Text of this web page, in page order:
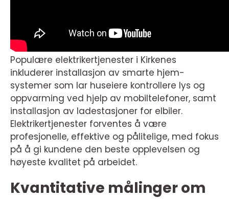
Populære elektrikertjenester i Kirkenes
inkluderer installasjon av smarte hjem-
systemer som lar huseiere kontrollere lys og
oppvarming ved hjelp av mobiltelefoner, samt
installasjon av ladestasjoner for elbiler.
Elektrikertjenester forventes å være
profesjonelle, effektive og pålitelige, med fokus
på å gi kundene den beste opplevelsen og
høyeste kvalitet på arbeidet.
Kvantitative målinger om